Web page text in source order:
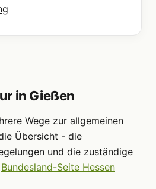
in Gießen
Wege zur allgemeinen
Übersicht - die
und die zuständige
Bundesland-Seite Hessen